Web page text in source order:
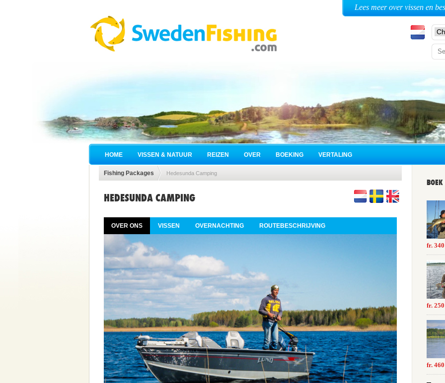
Lees meer over vissen en
HOME VISSEN & NATUUR REIZEN OVER BOEKING VERTALING
Fishing Packages Hedesunda Camping
HEDESUNDA CAMPING
OVER ONS VISSEN OVERNACHTING ROUTEBESCHRIJVING
BOEK
fr.
fr.
fr.